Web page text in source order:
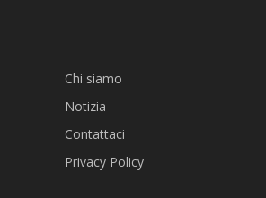
Chi siamo
Notizia
Contattaci
Privacy Policy